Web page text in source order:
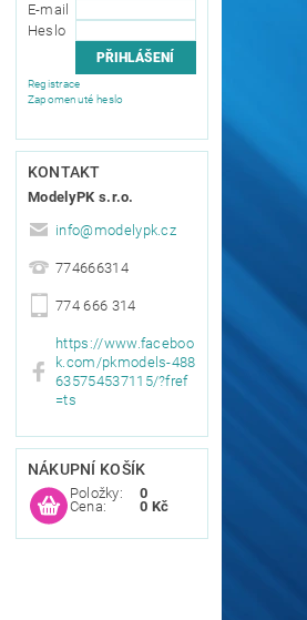
E-mail
Heslo
Registrace
Zapomenuté heslo
KONTAKT
ModelyPK s.r.o.
info@modelypk.cz
774666314
774 666 314
https://www.faceboo
k.com/pkmodels-488
635754537115/?fref
=ts
NÁKUPNÍ KOŠÍK
Položky:
Cena:
0
0 Kč